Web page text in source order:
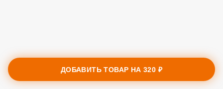
ДОБАВИТЬ ТОВАР НА320 ₽